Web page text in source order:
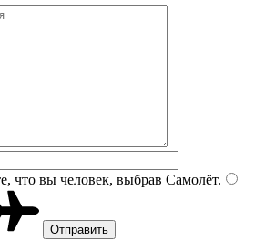
что вы человек, выбрав Самолёт.